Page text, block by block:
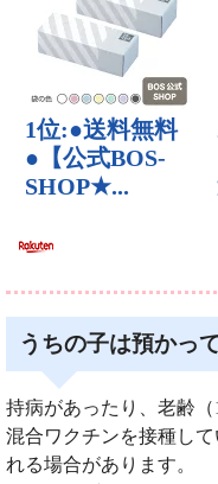
うちの子は預かっ
持病があったり、老齢
混合ワクチンを接種し
れる場合があります。